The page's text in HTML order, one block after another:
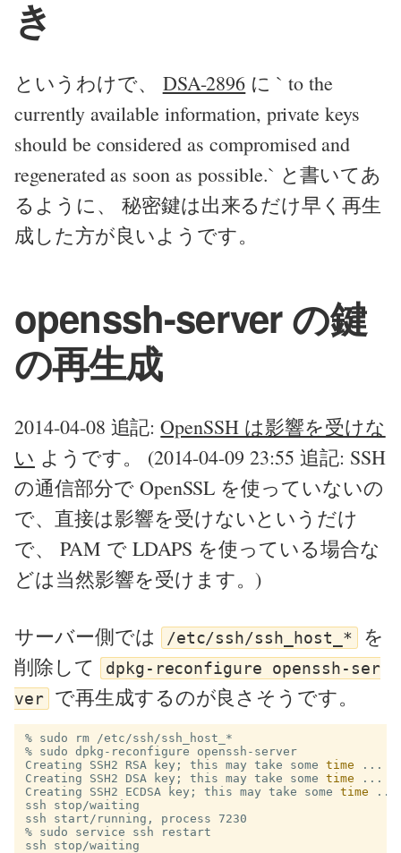
き
というわけで、 DSA-2896 に ` to the
currently available information, private keys
should be considered as compromised and
regenerated as soon as possible.` と書いてあ
るように、 秘密鍵は出来るだけ早く再生
成した方が良いようです。
openssh-server の鍵
の再生成
2014-04-08 追記:OpenSSH は影響を受けな
い ようです。 (2014-04-09 23:55 追記: SSH
の通信部分で OpenSSL を使っていないの
で、直接は影響を受けないというだけ
で、 PAM で LDAPS を使っている場合な
どは当然影響を受けます。)
サーバー側では /etc/ssh/ssh_host_* を
削除して
dpkg-reconfigure openssh-ser
ver で再生成するのが良さそうです。
% sudo rm /etc/ssh/ssh_host_*
Creating SSH2 RSA key;
this may take some time
Creating SSH2 DSA key;
this may take some time
Creating SSH2 ECDSA key;
this may take some time
ssh stop/waiting
ssh start/running, process 7230
% sudo service ssh restart
ssh stop/waiting